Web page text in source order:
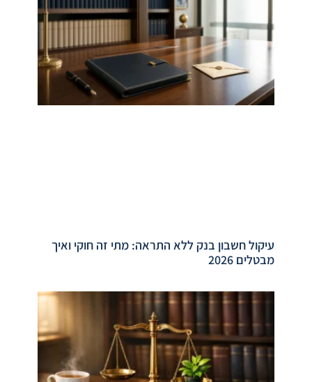
עיקול חשבון בנק ללא התראה: מתי זה חוקי ואיך
מבטלים 2026